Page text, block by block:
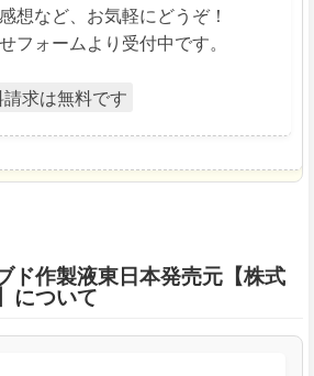
想など、お気軽にどうぞ！
フォームより受付中です。
求は無料です
ド作製液東日本発売元【株式
について